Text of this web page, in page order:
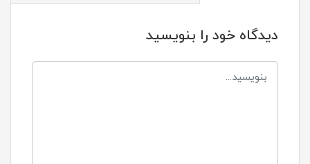
دیدگاه خود را بنویسید